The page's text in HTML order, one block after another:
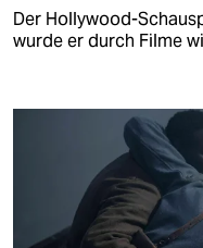
Der Hollywood-
wurde er durch Filme